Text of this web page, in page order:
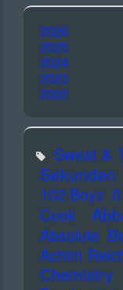
2026
2025
2024
2023
2022
Sweat &
102 Boyz
Cook
Absolute
Achim
Chemistry